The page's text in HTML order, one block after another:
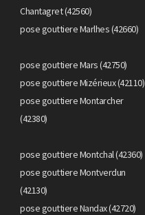
Chantagret (42560)
pose gouttiere Marlhes (42660)
pose gouttiere Mars (42750)
pose gouttiere Mizérieux (42110)
pose gouttiere Montarcher
(42380)
pose gouttiere Montchal (42360)
pose gouttiere Montverdun
(42130)
pose gouttiere Nandax (42720)